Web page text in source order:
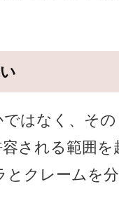
はなく、その
される範囲を
とクレームを分